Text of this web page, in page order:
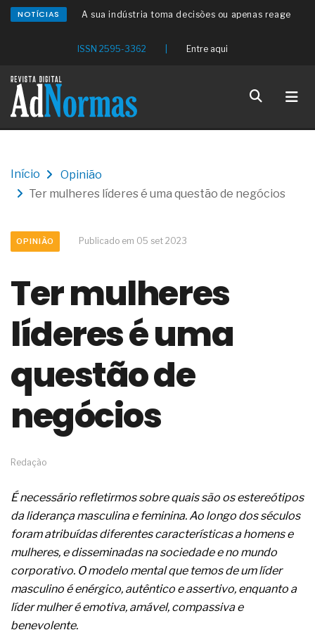
NOTÍCIAS
A sua indústria toma decisões ou apenas reage
Os serviços de reciclagem profunda a frio in situ
tentar criar uma reserva de mercado sobre as
NBR ISO
Os critérios médicos da síndrome metabólica
A prevenção clínica da coceira no ânus
crônica
As causas médicas da queda dos cabelos ou
positivo
O movimento regular reduz em 19% o risco de
morte precoce e melhora o metabolismo
de governança das organizações
O desenho industrial ganha espaço como
As variações dimensionais dos produtos de
materiais cimentícios com fibra de vidro
A próxima vantagem competitiva não está no
modelo de IA
A IA elevou a régua do comprador B2B e a venda
de giro para as saídas de emergência
A sua indústria toma decisões ou apenas reage
aos problemas?
Os serviços de reciclagem profunda a frio in situ
Os gestores da ABNT litigam de má-fé para
tentar criar uma reserva de mercado sobre as
NBR ISO
ISSN 2595-3362 Entre aqui
Início
Opinião
Ter mulheres líderes é uma questão de negócios
OPINIÃO Publicado em 05 set 2023
Ter mulheres
líderes é uma
questão de
negócios
Redação
É necessário refletirmos sobre quais são os estereótipos
da liderança masculina e feminina. Ao longo dos séculos
foram atribuídas diferentes características a homens e
mulheres, e disseminadas na sociedade e no mundo
corporativo. O modelo mental que temos de um líder
masculino é enérgico, autêntico e assertivo, enquanto a
líder mulher é emotiva, amável, compassiva e
benevolente.